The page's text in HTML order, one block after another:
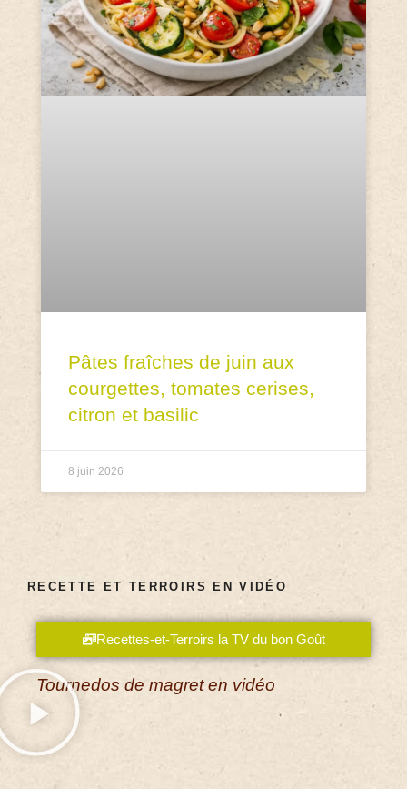
Pâtes fraîches de juin aux
courgettes, tomates cerises,
citron et basilic
8 juin 2026
RECETTE ET TERROIRS EN VIDÉO
Recettes-et-Terroirs la TV du bon Goût
Tournedos de magret en vidéo